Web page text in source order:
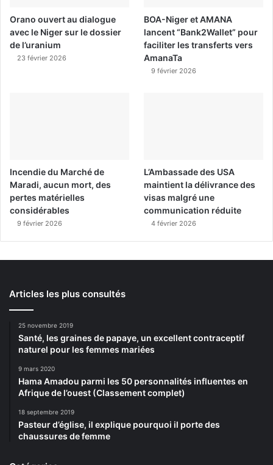
Orano ouvert au dialogue
avec le Niger sur le dossier
de l’uranium
23 février 2026
BOA-Niger et AMANA
lancent “Bank2Wallet” pour
faciliter les transferts vers
AmanaTa
9 février 2026
Incendie du Marché de
Maradi, aucun mort, des
pertes matérielles
considérables
9 février 2026
L’Ambassade des USA
maintient la délivrance des
visas malgré une
communication réduite
4 février 2026
Articles les plus consultés
25 novembre 2019
Santé, les graines de papaye, un excellent contraceptif
naturel pour les femmes mariées
9 mars 2020
Hama Amadou parmi les 50 personnalités influentes en
Afrique de l’ouest (Classement complet)
18 septembre 2019
Pasteur d’église, il explique pourquoi il porte des
chaussures de femme